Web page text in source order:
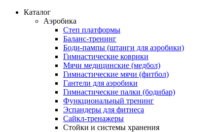
Каталог
Аэробика
Степ платформы
Баланс-тренинг
Боди-пампы (штанги для аэробики)
Гимнастические коврики
Мячи медицинские (медбол)
Гимнастические мячи (фитбол)
Гантели для аэробики
Гимнастические палки (бодибар)
Функциональный тренинг
Эспандеры для фитнеса
Сайкл-тренажеры
Стойки и системы хранения